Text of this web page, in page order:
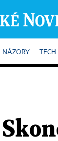
NÁZORY TECH